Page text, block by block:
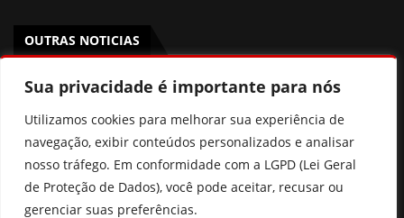
Sua privacidade é importante para nós
Utilizamos cookies para melhorar sua experiência de
navegação, exibir conteúdos personalizados e analisar
nosso tráfego. Em conformidade com a LGPD (Lei Geral
de Proteção de Dados), você pode aceitar, recusar ou
gerenciar suas preferências.
OUTRAS NOTICIAS
Morre Jorge Messi, pai de Lionel Messi
Smoke Experience traz a experiência da combinação
entre o Champagne Piper-Heidsieck Cuvée Brut e o
lançamento Don Emmanuel Sun & Moon
Smoke Experience traz a Goiânia o Sun & Moon, edição